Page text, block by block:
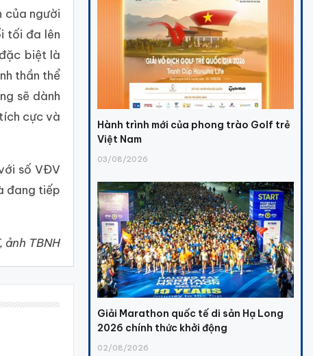
của người
tối đa lên
biệt là
thần thể
sẽ dành
cực và
số VĐV
đang tiếp
ảnh TBNH
Hành trình mới của phong trào Golf trẻ
Việt Nam
03/08/2026
Giải Marathon quốc tế di sản Hạ Long
2026 chính thức khởi động
02/08/2026